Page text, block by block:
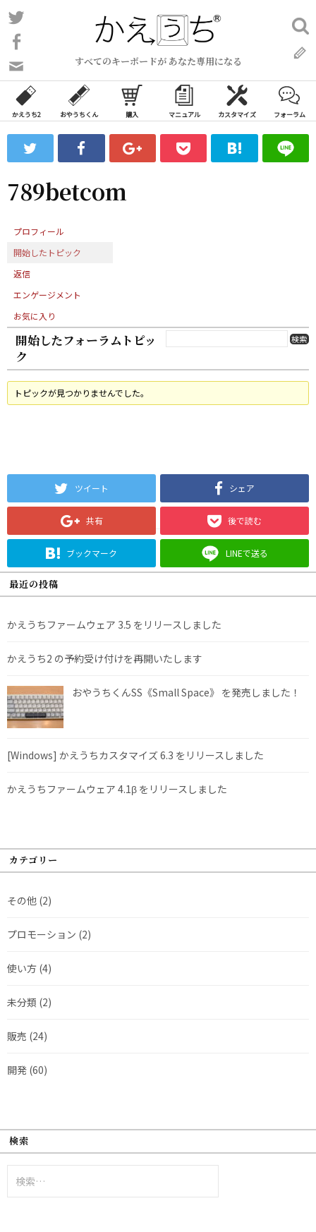
コ
ン
ン
ツ
ス
ッ
プ
すべてのキーボードが あなた専用になる
い
合
わ
フ
ォ
ム
検
索:
かえうち2 おやうちくん 購入 マニュアル カスタマイズ フォーラム
789betcom
プロフィール
開始したトピック
返信
エンゲージメント
お気に入り
開始したフォーラムトピッ
ク
トピックが見つかりませんでした。
ツイート シェア
共有 後で読む
ブックマーク LINEで送る
最近の投稿
かえうちファームウェア 3.5 をリリースしました
かえうち2 の予約受け付けを再開いたします
おやうちくんSS《Small Space》 を発売しました！
[Windows] かえうちカスタマイズ 6.3 をリリースしました
かえうちファームウェア 4.1β をリリースしました
カテゴリー
その他 (2)
プロモーション (2)
使い方 (4)
未分類 (2)
販売 (24)
開発 (60)
検索
索: